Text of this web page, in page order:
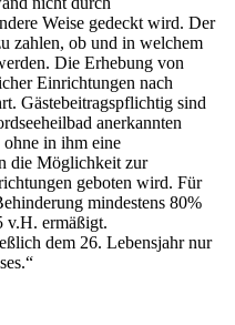
Weise gedeckt wird. Der
zahlen, ob und in welchem
Die Erhebung von
Einrichtungen nach
Gästebeitragspflichtig sind
anerkannten
in ihm eine
die Möglichkeit zur
geboten wird. Für
mindestens 80%
v.H. ermäßigt.
dem 26. Lebensjahr nur